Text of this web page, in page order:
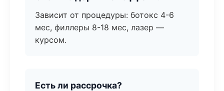
Зависит от процедуры: ботокс 4-6
мес, филлеры 8-18 мес, лазер —
курсом.
Есть ли рассрочка?